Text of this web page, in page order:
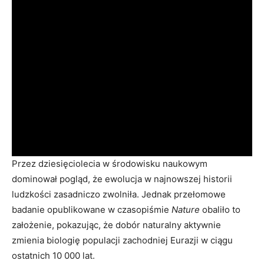
Przez dziesięciolecia w środowisku naukowym
dominował pogląd, że ewolucja w najnowszej historii
ludzkości zasadniczo zwolniła. Jednak przełomowe
badanie opublikowane w czasopiśmie Nature obaliło to
założenie, pokazując, że dobór naturalny aktywnie
zmienia biologię populacji zachodniej Eurazji w ciągu
ostatnich 10 000 lat.